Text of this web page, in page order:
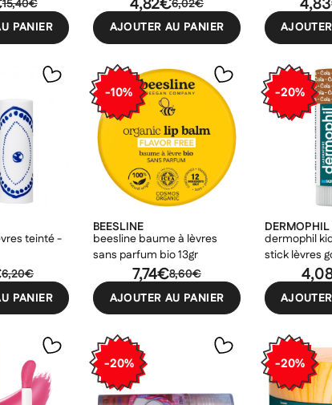
15,40€
PANIER
6,02€
AJOUTER AU PANIER
teinté -
6,20€
PANIER
-10%
BEESLINE
beesline baume à lèvres
sans parfum bio 13gr
8,60€
7,74€
AJOUTER AU PANIER
-20%
dermophil
stick lèvres
-20% -20%
à ma liste d'envies
Créer une nouvelle liste
((modalDeleteText))
une liste d'envies
la liste d'envies
Créer une liste d'envies
être connecté pour ajouter des produits à votre liste
Connexion